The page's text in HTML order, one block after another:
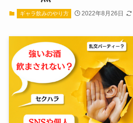
ギャラ飲みのやり方 2022年8月26日